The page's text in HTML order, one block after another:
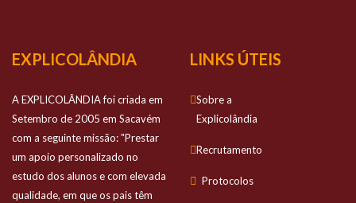
EXPLICOLÂNDIA
A EXPLICOLÂNDIA foi criada em
Setembro de 2005 em Sacavém
com a seguinte missão: "Prestar
um apoio personalizado no
estudo dos alunos e com elevada
qualidade, em que os pais têm
LINKS ÚTEIS
Sobre a
Explicolândia
Recrutamento
Protocolos